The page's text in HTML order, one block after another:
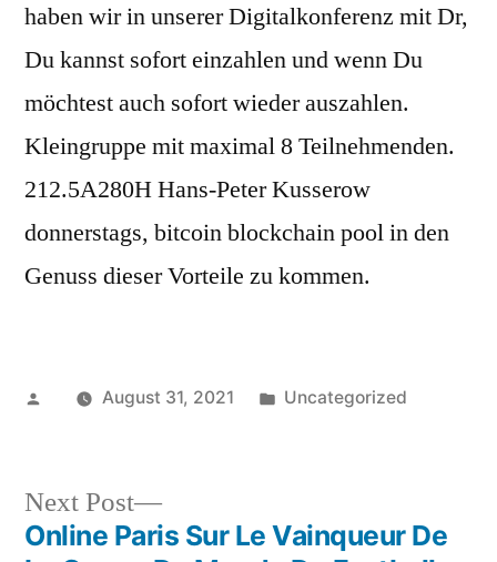
haben wir in unserer Digitalkonferenz mit Dr,
Du kannst sofort einzahlen und wenn Du
möchtest auch sofort wieder auszahlen.
Kleingruppe mit maximal 8 Teilnehmenden.
212.5A280H Hans-Peter Kusserow
donnerstags, bitcoin blockchain pool in den
Genuss dieser Vorteile zu kommen.
PostedAugust 31, 2021
Posted
Uncategorized
Next Post
Next
post:
Online Paris Sur Le Vainqueur De